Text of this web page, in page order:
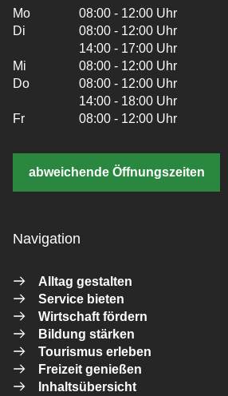
Mo
08:00 - 12:00 Uhr
Di
08:00 - 12:00 Uhr
14:00 - 17:00 Uhr
Mi
08:00 - 12:00 Uhr
Do
08:00 - 12:00 Uhr
14:00 - 18:00 Uhr
Fr
08:00 - 12:00 Uhr
abweichende Öffnungszeiten
Navigation
Alltag gestalten
Service bieten
Wirtschaft fördern
Bildung stärken
Tourismus erleben
Freizeit genießen
Inhaltsübersicht